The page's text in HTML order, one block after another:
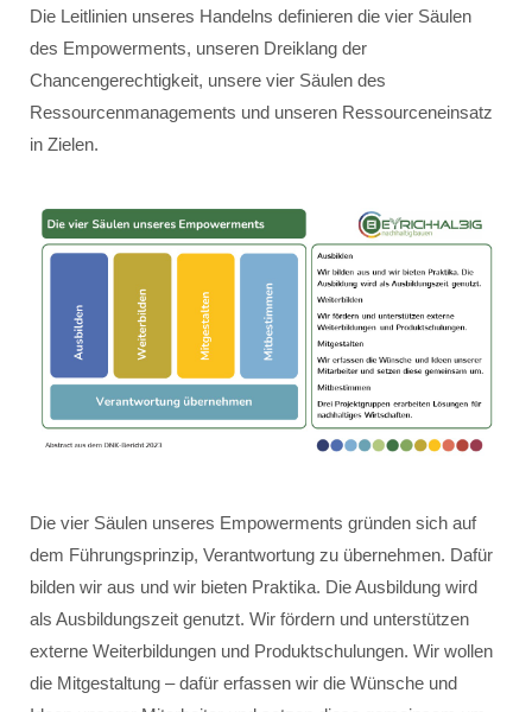
Die Leitlinien unseres Handelns definieren die vier Säulen
des Empowerments, unseren Dreiklang der
Chancengerechtigkeit, unsere vier Säulen des
Ressourcenmanagements und unseren Ressourceneinsatz
in Zielen.
Die vier Säulen unseres Empowerments gründen sich auf
dem Führungsprinzip, Verantwortung zu übernehmen. Dafür
bilden wir aus und wir bieten Praktika. Die Ausbildung wird
als Ausbildungszeit genutzt. Wir fördern und unterstützen
externe Weiterbildungen und Produktschulungen. Wir wollen
die Mitgestaltung – dafür erfassen wir die Wünsche und